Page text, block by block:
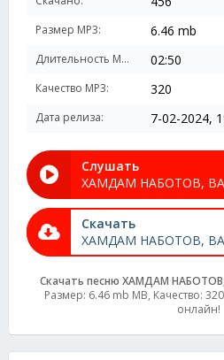
Размер MP3: 6.46 mb
Длительность MP3: 02:50
Качество MP3: 320
Дата релиза: 7-02-2024,
Слушать
ХАМДАМ НАБОТОВ,
Скачать
ХАМДАМ НАБОТОВ,
Скачать песню ХАМДАМ НАБОТОВ,
Размер: 6.46 mb MB, Качество: 320
онлайн!